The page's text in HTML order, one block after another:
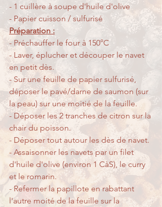
- 1 cuillère à soupe d'huile d'olive
- Papier cuisson / sulfurisé
Préparation :
- Préchauffer le four à 150°C
- Laver, éplucher et découper le navet
en petit dès.
- Sur une feuille de papier sulfurisé,
déposer le pavé/darne de saumon (sur
la peau) sur une moitié de la feuille.
- Déposer les 2 tranches de citron sur la
chair du poisson.
- Déposer tout autour les dès de navet.
- Assaisonner les navets par un filet
d'huile d'olive (environ 1 CàS), le curry
et le romarin.
- Refermer la papillote en rabattant
l'autre moité de la feuille sur la